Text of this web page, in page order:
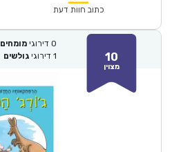
₪64.00.
כתוב חוות דעת
10
מצוין
0 דירוגי מומחים
1 דירוגי גולשים